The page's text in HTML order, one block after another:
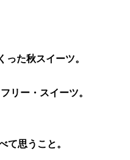
た秋スイーツ。
リー・スイーツ。
て思うこと。